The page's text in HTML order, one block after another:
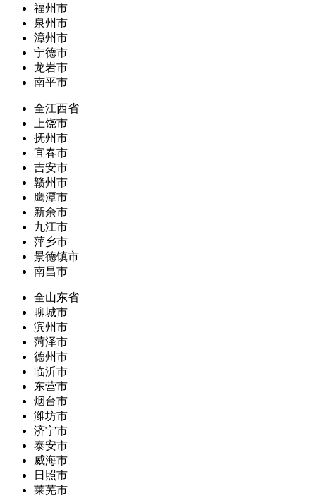
福州市
泉州市
漳州市
宁德市
龙岩市
南平市
全江西省
上饶市
抚州市
宜春市
吉安市
赣州市
鹰潭市
新余市
九江市
萍乡市
景德镇市
南昌市
全山东省
聊城市
滨州市
菏泽市
德州市
临沂市
东营市
烟台市
潍坊市
济宁市
泰安市
威海市
日照市
莱芜市